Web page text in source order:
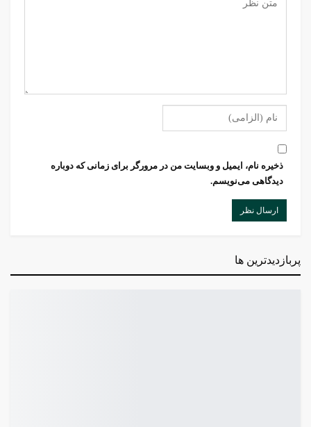
ذخیره نام، ایمیل و وبسایت من در مرورگر برای زمانی که دوباره
دیدگاهی می‌نویسم.
پربازدیدترین ها